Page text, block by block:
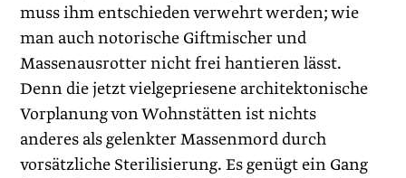
muss ihm entschieden verwehrt werden; wie
man auch notorische Giftmischer und
Massenausrotter nicht frei hantieren lässt.
Denn die jetzt vielgepriesene architektonische
Vorplanung von Wohnstätten ist nichts
anderes als gelenkter Massenmord durch
vorsätzliche Sterilisierung. Es genügt ein Gang